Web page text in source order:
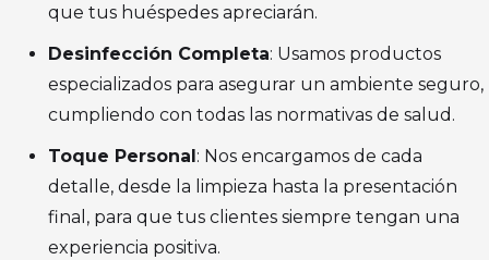
que tus huéspedes apreciarán.
Desinfección Completa: Usamos productos
especializados para asegurar un ambiente seguro,
cumpliendo con todas las normativas de salud.
Toque Personal : Nos encargamos de cada
detalle, desde la limpieza hasta la presentación
final, para que tus clientes siempre tengan una
experiencia positiva.